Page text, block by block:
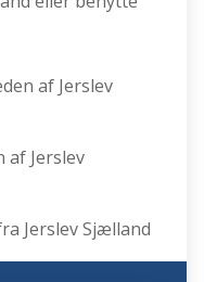
af Jerslev
Jerslev
Jerslev Sjælland